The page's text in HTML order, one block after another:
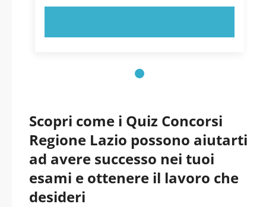
Scopri come i Quiz Concorsi
Regione Lazio possono aiutarti
ad avere successo nei tuoi
esami e ottenere il lavoro che
desideri